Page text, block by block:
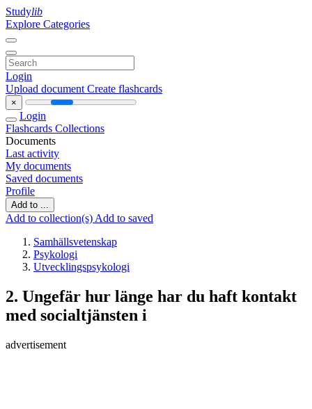
Studylib
Explore Categories
Login
Upload document Create flashcards
×
Login
Flashcards Collections
Documents
Last activity
My documents
Saved documents
Profile
Add to ...
Add to collection(s) Add to saved
Samhällsvetenskap
Psykologi
Utvecklingspsykologi
2. Ungefär hur länge har du haft kontakt
med socialtjänsten i
advertisement